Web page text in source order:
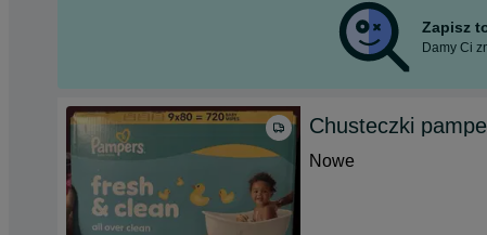
Zapisz
Damy Ci
Chusteczki
Nowe